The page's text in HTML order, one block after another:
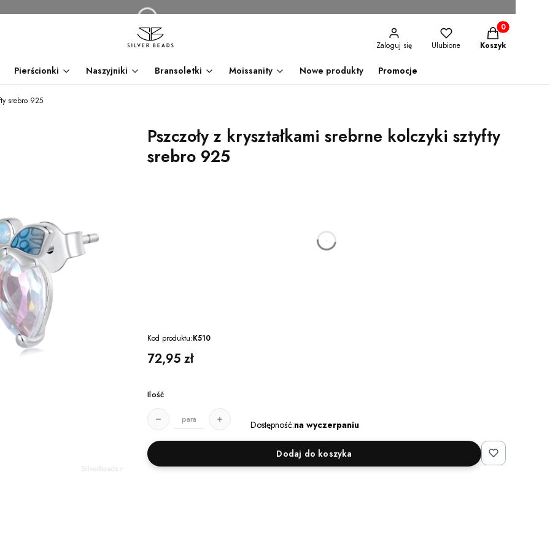
Zaloguj się Ulubione
Produkty w
Koszyk
Pierścionki Naszyjniki Bransoletki Moissanity Nowe produkty Promocje
srebro 925
Pszczoły z kryształkami srebrne kolczyki sztyfty
srebro 925
godzin
Kod produktu:K510
Cena
72,95 zł
Ilość
para Dostępność:na wyczerpaniu
Dodaj do koszyka